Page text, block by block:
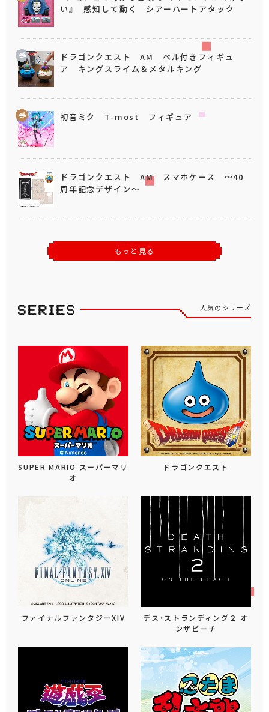
い』 感知して動く シアーハートアタック
ドラゴンクエスト AM ベル付きフィギュ
ア キングスライム＆メタルキング
初音ミク T-most フィギュア
ドラゴンクエスト AM スマホケース ～40
周年記念デザイン～
もっと見る
人気のシリーズ
SUPER MARIO スーパーマリ
オ
ドラゴンクエスト
ファイナルファンタジーXIV
デス・ストランディング２ オ
ンザビーチ